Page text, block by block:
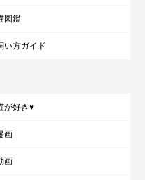
図鑑
い方ガイド
が好き♥
画
画